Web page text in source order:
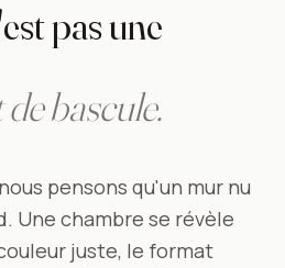
pas une
bascule.
pensons qu'un mur nu
Une chambre se révèle
juste, le format